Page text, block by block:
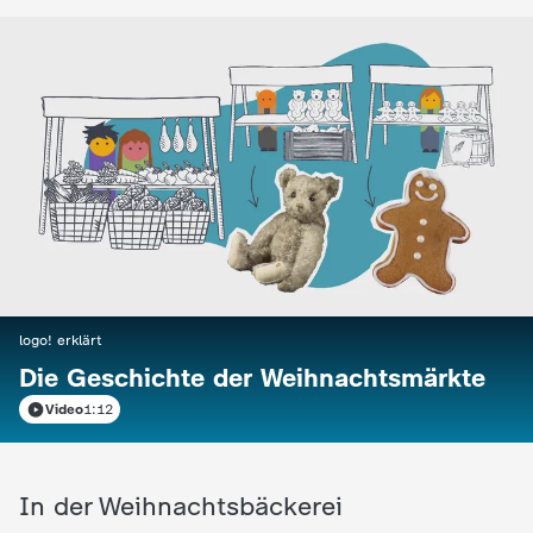
Weihnachtsmuffel? Kein Stress!
So klappt es mit der
Weihnachtsstimmung!
logo! erklärt
Warum wir uns
Video 1:40
logo! erklärt
:
Die Geschichte der Weihnachtsmärkte
Video1:12
In der Weihnachtsbäckerei